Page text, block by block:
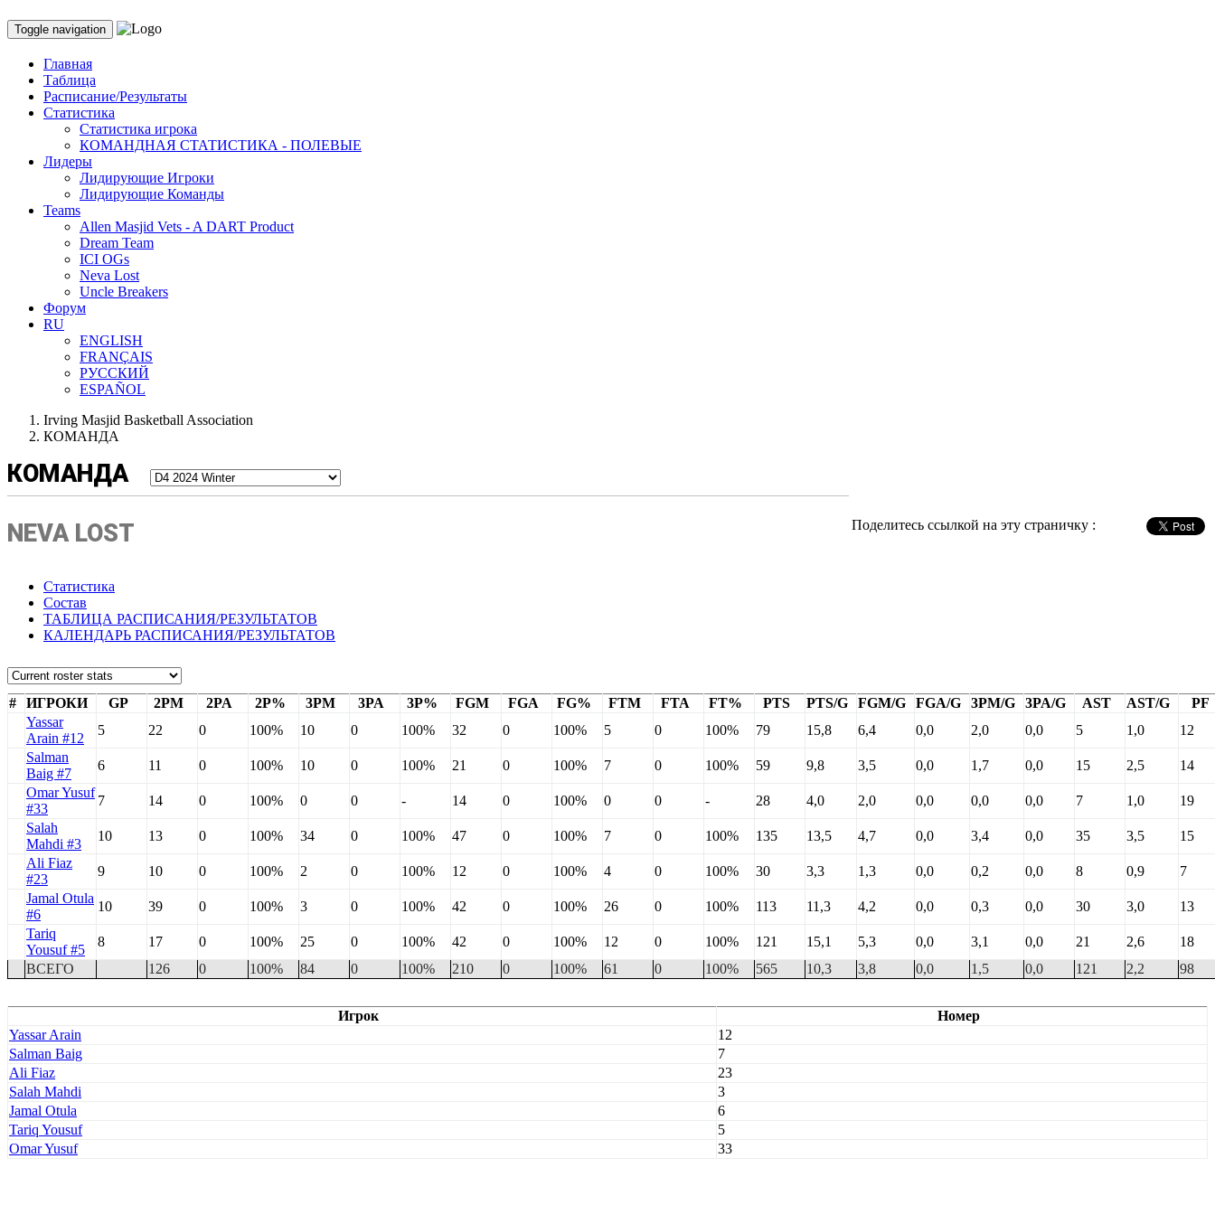
Toggle navigation
Главная
Таблица
Расписание/Результаты
Статистика
Статистика игрока
КОМАНДНАЯ СТАТИСТИКА - ПОЛЕВЫЕ
Лидеры
Лидирующие Игроки
Лидирующие Команды
Teams
Allen Masjid Vets - A DART Product
Dream Team
ICI OGs
Neva Lost
Uncle Breakers
Форум
RU
ENGLISH
FRANÇAIS
РУССКИЙ
ESPAÑOL
Irving Masjid Basketball Association
КОМАНДА
КОМАНДА
Поделитесь ссылкой на эту страничку :
NEVA LOST
Статистика
Состав
ТАБЛИЦА РАСПИСАНИЯ/РЕЗУЛЬТАТОВ
КАЛЕНДАРЬ РАСПИСАНИЯ/РЕЗУЛЬТАТОВ
# ИГРОКИ GP 2PM 2PA 2P% 3PM 3PA 3P% FGM FGA FG% FTM FTA FT% PTS PTS/G FGM/G FGA/G 3PM/G 3PA/G AST AST/G
PF
Yassar
Arain #12
5 22 0 100% 10 0 100% 32 0 100% 5 0 100% 79 15,8 6,4 0,0 2,0 0,0 5 1,0
12
Salman
Baig #7
6 11 0 100% 10 0 100% 21 0 100% 7 0 100% 59 9,8 3,5 0,0 1,7 0,0 15 2,5
14
Omar Yusuf
#33
7 14 0 100% 0 0 - 14 0 100% 0 0 - 28 4,0 2,0 0,0 0,0 0,0 7 1,0
19
Salah
Mahdi #3
10 13 0 100% 34 0 100% 47 0 100% 7 0 100% 135 13,5 4,7 0,0 3,4 0,0 35 3,5
15
Ali Fiaz
#23
9 10 0 100% 2 0 100% 12 0 100% 4 0 100% 30 3,3 1,3 0,0 0,2 0,0 8 0,9
7
Jamal Otula
#6
10 39 0 100% 3 0 100% 42 0 100% 26 0 100% 113 11,3 4,2 0,0 0,3 0,0 30 3,0
13
Tariq
Yousuf #5
8 17 0 100% 25 0 100% 42 0 100% 12 0 100% 121 15,1 5,3 0,0 3,1 0,0 21 2,6
18
ВСЕГО
126 0 100% 84 0 100% 210 0 100% 61 0 100% 565 10,3 3,8 0,0 1,5 0,0 121 2,2 98
Игрок
Номер
Yassar Arain
12
Salman Baig
7
Ali Fiaz
23
Salah Mahdi
3
Jamal Otula
6
Tariq Yousuf
5
Omar Yusuf
33